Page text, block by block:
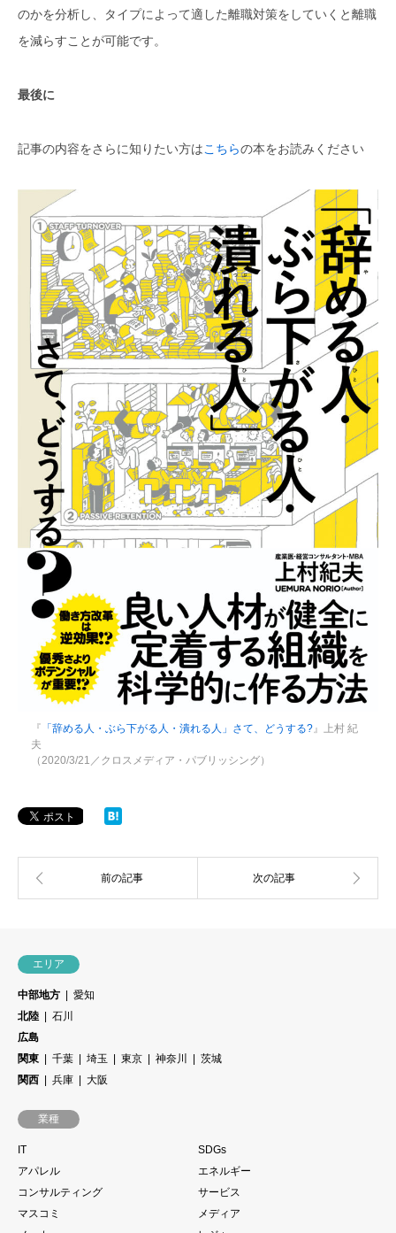
のかを分析し、タイプによって適した離職対策をしていくと離職
を減らすことが可能です。
最後に
記事の内容をさらに知りたい方はこちらの本をお読みください
『 「辞める人・ぶら下がる人・潰れる人」さて、どうする?』上村 紀
夫
（2020/3/21／クロスメディア・パブリッシング）
エリア
中部地方
愛知
北陸
石川
広島
関東
千葉 埼玉 東京 神奈川
茨城
関西
兵庫 大阪
業種
IT
SDGs
アパレル
エネルギー
コンサルティング
サービス
マスコミ
メディア